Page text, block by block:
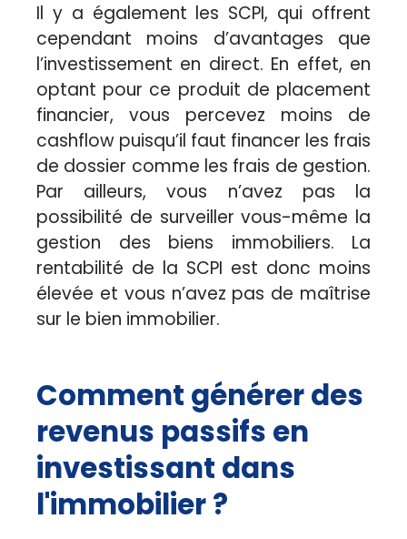
Il y a également les SCPI, qui offrent
cependant moins d’avantages que
l’investissement en direct. En effet, en
optant pour ce produit de placement
financier, vous percevez moins de
cashflow puisqu’il faut financer les frais
de dossier comme les frais de gestion.
Par ailleurs, vous n’avez pas la
possibilité de surveiller vous-même la
gestion des biens immobiliers. La
rentabilité de la SCPI est donc moins
élevée et vous n’avez pas de maîtrise
sur le bien immobilier.
Comment générer des
revenus passifs en
investissant dans
l'immobilier ?